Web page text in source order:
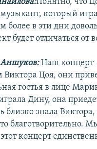
Понятно, что
который
более в эти дни
будет отличаться от
Наш концерт
Виктора Цоя, они
гостья в лице
Дину, она
близко знала
благотворительно.
концерт